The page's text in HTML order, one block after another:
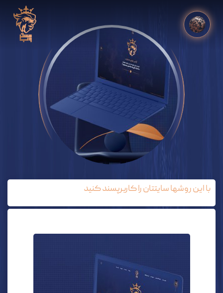
با این روشها سایتتان را کاربرپسند کنید